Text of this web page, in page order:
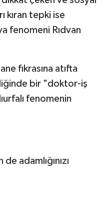
kıran tepki ise
fenomeni Rıdvan
fıkrasına atıfta
bir "doktor-iş
fenomenin
adamlığınızı